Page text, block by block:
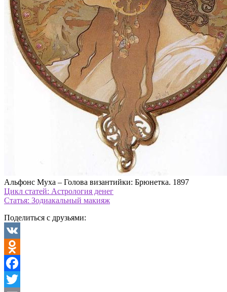
Альфонс Муха – Голова византийки: Брюнетка. 1897
Цикл статей: Астрология денег
Cтатья: Зодиакальный макияж
Поделиться с друзьями:
VK
Odnoklassniki
Facebook